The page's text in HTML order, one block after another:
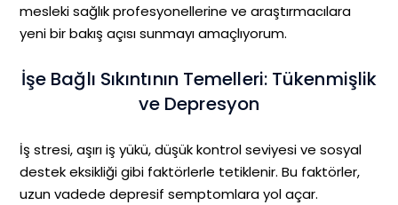
mesleki sağlık profesyonellerine ve araştırmacılara
yeni bir bakış açısı sunmayı amaçlıyorum.
İşe Bağlı Sıkıntının Temelleri: Tükenmişlik
ve Depresyon
İş stresi, aşırı iş yükü, düşük kontrol seviyesi ve sosyal
destek eksikliği gibi faktörlerle tetiklenir. Bu faktörler,
uzun vadede depresif semptomlara yol açar.